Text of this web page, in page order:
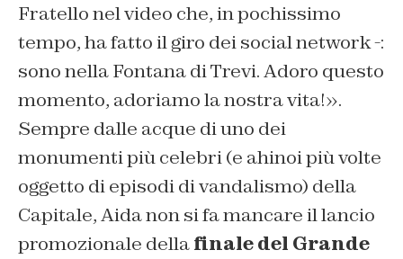
Fratello nel video che, in pochissimo
tempo, ha fatto il giro dei social network -:
sono nella Fontana di Trevi. Adoro questo
momento, adoriamo la nostra vita!».
Sempre dalle acque di uno dei
monumenti più celebri (e ahinoi più volte
oggetto di episodi di vandalismo) della
Capitale, Aida non si fa mancare il lancio
promozionale dellafinale del Grande